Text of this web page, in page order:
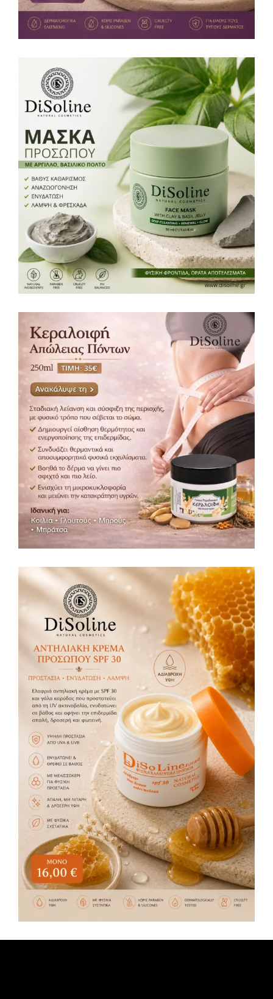
Μάσκα Προσώπου με Βασιλικό Πολτό &
Άργιλο 50ml
Καθαρισμός προσώπου
12,00
Κεραλοιφή Απώλειας Πόντων 250ml
Κεραλοιφές Περιποίηση σώματος
35,00
ΔΩΡΕΆΝ ΜΕΤΑΦΟΡΙΚΆ (+35€)!
Αντηλιακή Κρέμα Προσώπου SPF 30 50ml
Αντιηλιακή προστασία,Κρέμες
16,00€